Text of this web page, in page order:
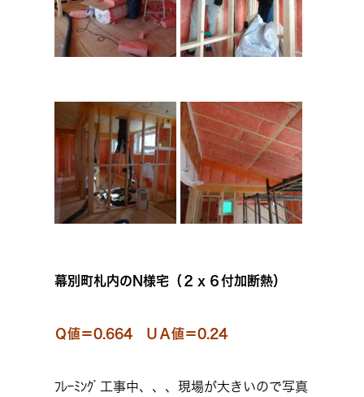
幕別町札内のN様宅（２ｘ６付加断熱）
Ｑ値＝0.664 ＵＡ値＝0.24
ﾌﾚｰﾐﾝｸﾞ工事中、、、現場が大きいので写真